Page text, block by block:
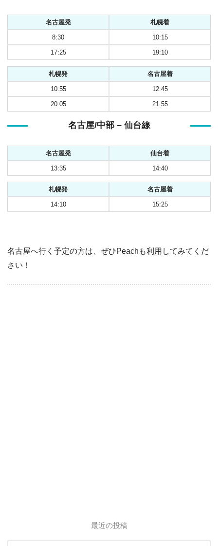
名古屋発 札幌着
8:30 10:15
17:25 19:10
札幌発 名古屋着
10:55 12:45
20:05 21:55
名古屋/中部 – 仙台線
名古屋発 仙台着
13:35 14:40
札幌発 名古屋着
14:10 15:25
名古屋へ行く予定の方は、ぜひPeachも利用してみてくだ
さい！
最近の投稿